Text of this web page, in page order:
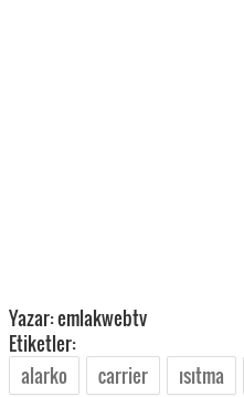
Yazar: emlakwebtv
Etiketler:
alarko
carrier ısıtma